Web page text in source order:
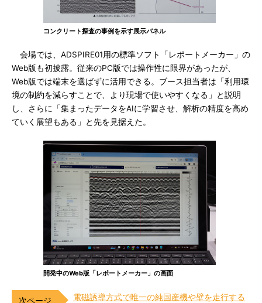
コンクリート探査の事例を示す展示パネル
会場では、ADSPIRE01用の標準ソフト「レポートメーカー」の
Web版も初披露。従来のPC版では操作性に限界があったが、
Web版では端末を選ばずに活用できる。ブース担当者は「利用環
境の制約を減らすことで、より現場で使いやすくなる」と説明
し、さらに「集まったデータをAIに学習させ、解析の精度を高め
ていく展望もある」と先を見据えた。
開発中のWeb版「レポートメーカー」の画面
電磁誘導方式で唯一の純国産機や壁を走行する